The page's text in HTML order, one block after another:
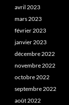
avril 2023
mars 2023
février 2023
janvier 2023
décembre 2022
novembre 2022
octobre 2022
septembre 2022
août 2022